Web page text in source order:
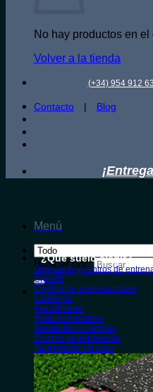
No hay productos en el
Volver a la tienda
(+34) 954 912
Contacto | Blog
Menú
Buscar por:
¿Qué suelo elegir?
Gimnasios y centros de
Crossfit
Centros de artes marciales
Calistenia
Rocódromos
Parques infantiles
Guarderías / colegios
Centros de fisioterapia
Tu gimnasio en casa